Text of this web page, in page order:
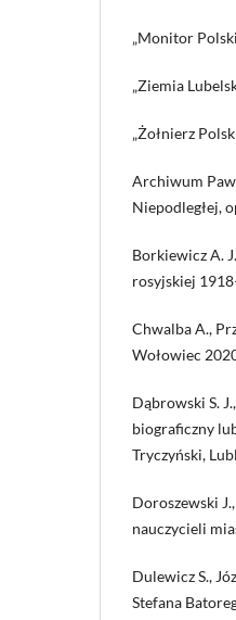
„Monitor
„Ziemia
„Żołnierz
Archiwum
Niepodległej,
Borkiewicz A.
rosyjskiej
Chwalba A.,
Wołowiec
Dąbrowski S.
biograficzny
Tryczyński,
Doroszewski
nauczycieli
Dulewicz S.,
Stefana